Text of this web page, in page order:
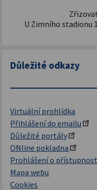
U Zimního stadionu
Důležité odkazy
Virtuální prohlídka
Přihlášení do emailu
Důležité portály
ONline pokladna
Prohlášení o
Mapa webu
Cookies